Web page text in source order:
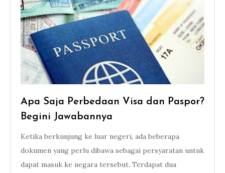
Apa Saja Perbedaan Visa dan Paspor?
Begini Jawabannya
Ketika berkunjung ke luar negeri, ada beberapa
dokumen yang perlu dibawa sebagai persyaratan untuk
dapat masuk ke negara tersebut. Terdapat dua